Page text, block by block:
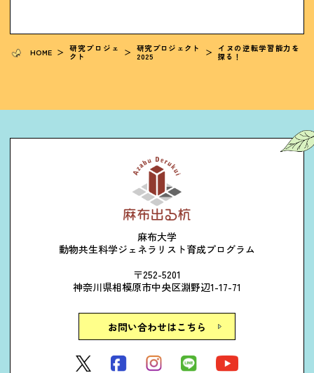
HOME ＞ 研究プロジェ
クト
＞
研究プロジェクト
2025
＞
イヌの逆転学習能力を
探る！
麻布大学
動物共生科学ジェネラリスト育成プログラム
〒252-5201
神奈川県相模原市中央区淵野辺1-17-71
お問い合わせはこちら